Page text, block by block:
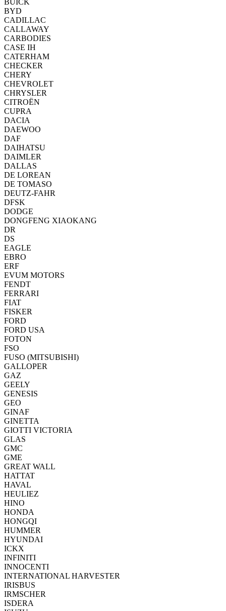
BUICK
BYD
CADILLAC
CALLAWAY
CARBODIES
CASE IH
CATERHAM
CHECKER
CHERY
CHEVROLET
CHRYSLER
CITROËN
CUPRA
DACIA
DAEWOO
DAF
DAIHATSU
DAIMLER
DALLAS
DE LOREAN
DE TOMASO
DEUTZ-FAHR
DFSK
DODGE
DONGFENG XIAOKANG
DR
DS
EAGLE
EBRO
ERF
EVUM MOTORS
FENDT
FERRARI
FIAT
FISKER
FORD
FORD USA
FOTON
FSO
FUSO (MITSUBISHI)
GALLOPER
GAZ
GEELY
GENESIS
GEO
GINAF
GINETTA
GIOTTI VICTORIA
GLAS
GMC
GME
GREAT WALL
HATTAT
HAVAL
HEULIEZ
HINO
HONDA
HONGQI
HUMMER
HYUNDAI
ICKX
INFINITI
INNOCENTI
INTERNATIONAL HARVESTER
IRISBUS
IRMSCHER
ISDERA